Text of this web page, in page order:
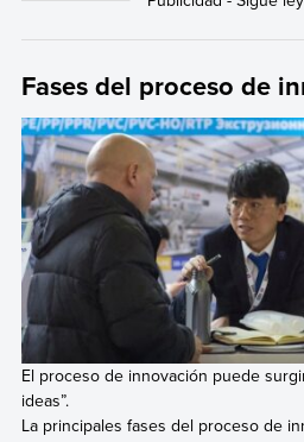
Fases del proceso de
El proceso de innovación puede
ideas”.
La principales fases del proceso de